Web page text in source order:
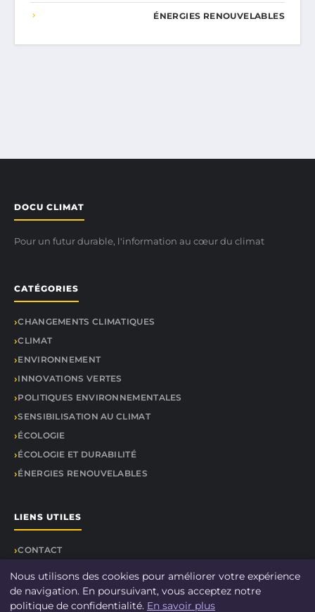
ÉNERGIES RENOUVELABLES
DOCU CLIMAT
Pour un futur durable, l'information au cœur du climat
CATÉGORIES
CHANGEMENTS CLIMATIQUES
CLIMAT
ENVIRONNEMENT
INNOVATIONS VERTES
POLITIQUES ENVIRONNEMENTALES
SENSIBILISATION AU CLIMAT
ÉCOLOGIE
ÉCOLOGIE ET DURABILITÉ
ÉNERGIES RENOUVELABLES
LIENS UTILES
CONTACT
Nous utilisons des cookies pour améliorer votre expérience
de navigation. En poursuivant, vous acceptez notre
politique de confidentialité. En savoir plus